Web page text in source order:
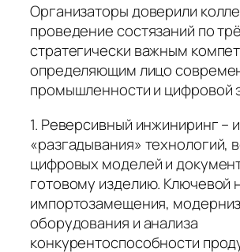
Организаторы доверили
проведение состязаний по
стратегически важным
определяющим лицо
промышленности и цифровой
1. Реверсивный инжиниринг –
«разгадывания» технологий,
цифровых моделей и
готовому изделию. Ключевой
импортозамещения,
оборудования и анализа
конкурентоспособности